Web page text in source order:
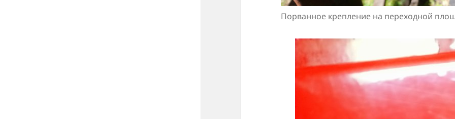
Порванное крепление на переходной